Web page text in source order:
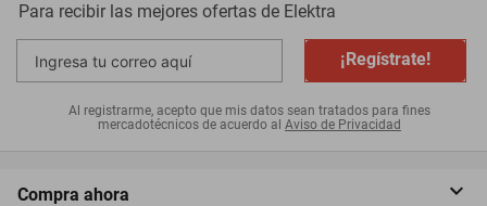
Para recibir las mejores ofertas de Elektra
¡Regístrate!
Al registrarme, acepto que mis datos sean tratados para fines
mercadotécnicos de acuerdo al Aviso de Privacidad
Compra ahora